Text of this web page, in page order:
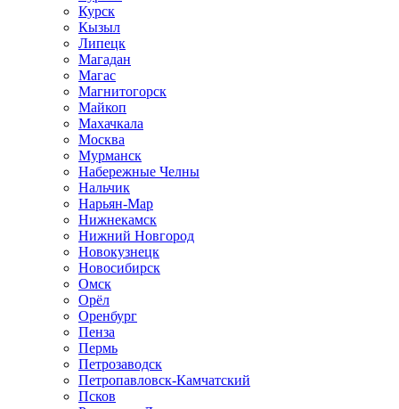
Курск
Кызыл
Липецк
Магадан
Магас
Магнитогорск
Майкоп
Махачкала
Москва
Мурманск
Набережные Челны
Нальчик
Нарьян-Мар
Нижнекамск
Нижний Новгород
Новокузнецк
Новосибирск
Омск
Орёл
Оренбург
Пенза
Пермь
Петрозаводск
Петропавловск-Камчатский
Псков